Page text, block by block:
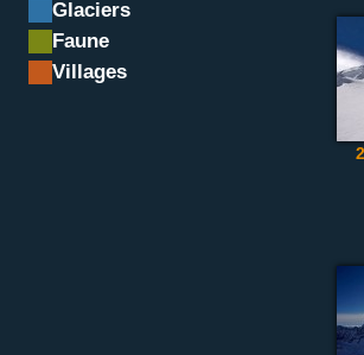
Glaciers
Faune
Villages